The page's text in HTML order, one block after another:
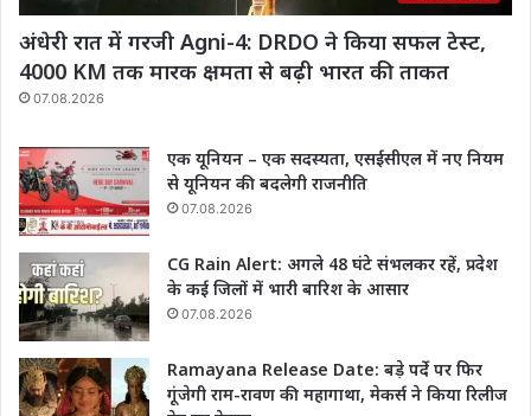
अंधेरी रात में गरजी Agni-4: DRDO ने किया सफल टेस्ट,
4000 KM तक मारक क्षमता से बढ़ी भारत की ताकत
07.08.2026
एक यूनियन – एक सदस्यता, एसईसीएल में नए नियम
से यूनियन की बदलेगी राजनीति
07.08.2026
CG Rain Alert: अगले 48 घंटे संभलकर रहें, प्रदेश
के कई जिलों में भारी बारिश के आसार
07.08.2026
Ramayana Release Date: बड़े पर्दे पर फिर
गूंजेगी राम-रावण की महागाथा, मेकर्स ने किया रिलीज